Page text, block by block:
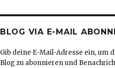
BLOG VIA E-MAIL
Gib deine E-Mail-Adresse ein, um
Blog zu abonnieren und